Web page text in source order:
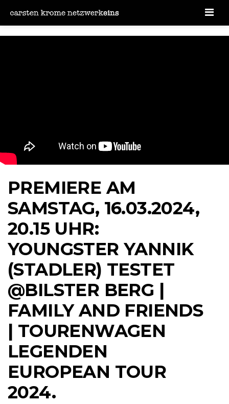
PREMIERE AM
SAMSTAG, 16.03.2024,
20.15 UHR:
YOUNGSTER YANNIK
(STADLER) TESTET
@BILSTER BERG |
FAMILY AND FRIENDS
| TOURENWAGEN
LEGENDEN
EUROPEAN TOUR
2024.